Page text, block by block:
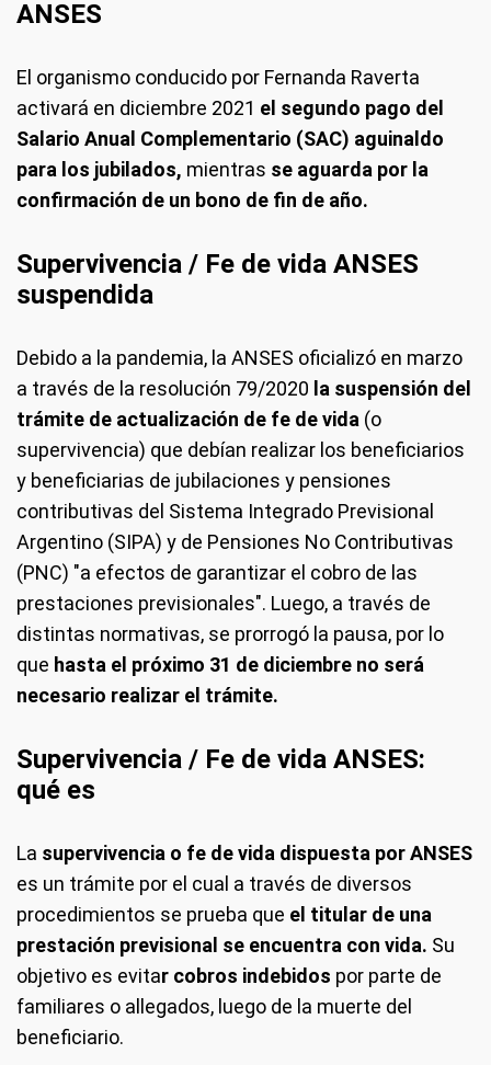
ANSES
El organismo conducido por Fernanda Raverta
activará en diciembre 2021 el segundo pago del
Salario Anual Complementario (SAC) aguinaldo
para los jubilados, mientras se aguarda por la
confirmación de un bono de fin de año.
Supervivencia / Fe de vida ANSES
suspendida
Debido a la pandemia, la ANSES oficializó en marzo
a través de la resolución 79/2020 la suspensión del
trámite de actualización de fe de vida (o
supervivencia) que debían realizar los beneficiarios
y beneficiarias de jubilaciones y pensiones
contributivas del Sistema Integrado Previsional
Argentino (SIPA) y de Pensiones No Contributivas
(PNC) "a efectos de garantizar el cobro de las
prestaciones previsionales". Luego, a través de
distintas normativas, se prorrogó la pausa, por lo
que hasta el próximo 31 de diciembre no será
necesario realizar el trámite.
Supervivencia / Fe de vida ANSES:
qué es
La supervivencia o fe de vida dispuesta por ANSES
es un trámite por el cual a través de diversos
procedimientos se prueba que el titular de una
prestación previsional se encuentra con vida. Su
objetivo es evitar cobros indebidos por parte de
familiares o allegados, luego de la muerte del
beneficiario.